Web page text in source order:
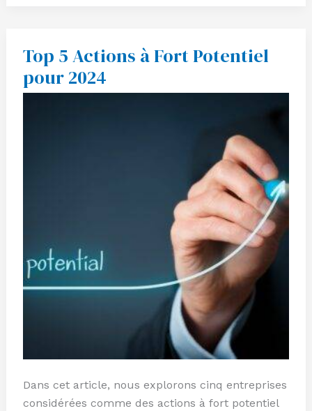
Top 5 Actions à Fort Potentiel
pour 2024
Dans cet article, nous explorons cinq entreprises
considérées comme des actions à fort potentiel
Top
5
Actions
à
Fort